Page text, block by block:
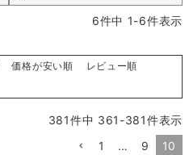
6件中 1-6件表示
価格が安い順
レビュー順
381件中 361 -381件表示
1
… 9 10